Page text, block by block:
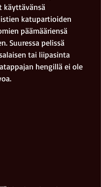
käyttävänsä
katupartioiden
päämääriensä
Suuressa pelissä
tai liipasinta
hengillä ei ole